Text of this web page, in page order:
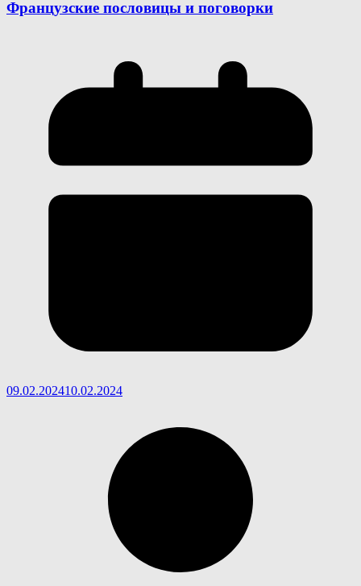
Французские пословицы и поговорки
09.02.202410.02.2024